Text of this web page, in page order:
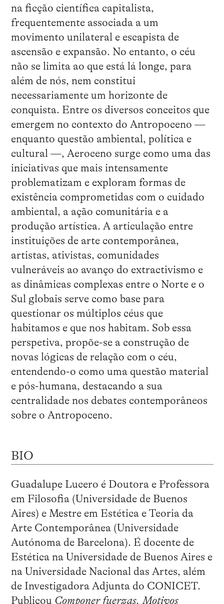
na ficção científica capitalista,
frequentemente associada a um
movimento unilateral e escapista de
ascensão e expansão. No entanto, o céu
não se limita ao que está lá longe, para
além de nós, nem constitui
necessariamente um horizonte de
conquista. Entre os diversos conceitos que
emergem no contexto do Antropoceno —
enquanto questão ambiental, política e
cultural —, Aeroceno surge como uma das
iniciativas que mais intensamente
problematizam e exploram formas de
existência comprometidas com o cuidado
ambiental, a ação comunitária e a
produção artística. A articulação entre
instituições de arte contemporânea,
artistas, ativistas, comunidades
vulneráveis ao avanço do extractivismo e
as dinâmicas complexas entre o Norte e o
Sul globais serve como base para
questionar os múltiplos céus que
habitamos e que nos habitam. Sob essa
perspetiva, propõe-se a construção de
novas lógicas de relação com o céu,
entendendo-o como uma questão material
e pós-humana, destacando a sua
centralidade nos debates contemporâneos
sobre o Antropoceno.
BIO
Guadalupe Lucero é Doutora e Professora
em Filosofia (Universidade de Buenos
Aires) e Mestre em Estética e Teoria da
Arte Contemporânea (Universidade
Autónoma de Barcelona). É docente de
Estética na Universidade de Buenos Aires e
na Universidade Nacional das Artes, além
de Investigadora Adjunta do CONICET.
Publicou Componer fuerzas. Motivos